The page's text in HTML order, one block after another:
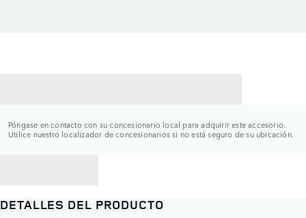
Póngase en contacto con su concesionario local para adquirir este accesorio.
Utilice nuestro localizador de concesionarios si no está seguro de su ubicación.
DETALLES DEL PRODUCTO